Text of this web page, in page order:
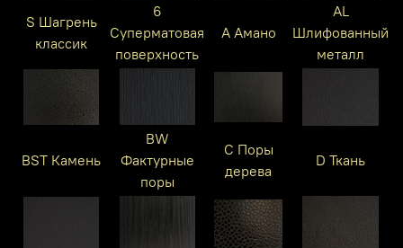
S Шагрень
классик
6
Суперматовая
поверхность
A Амано
AL
Шлифованный
металл
BST Камень
BW
Фактурные
поры
C Поры
дерева
D Ткань